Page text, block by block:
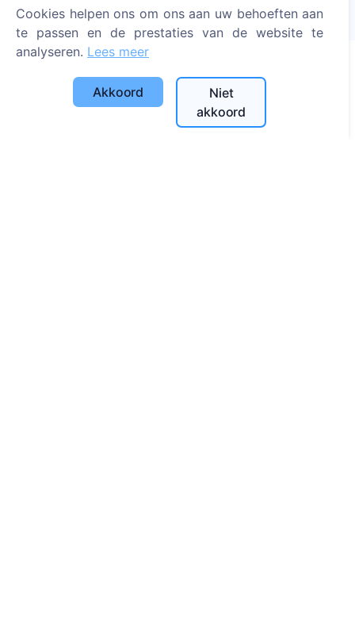
1393
Over CEMETY
Cookies helpen ons om ons aan uw behoeften aan
te passen en de prestaties van de website te
analyseren. Lees meer
Akkoord
Niet
akkoord